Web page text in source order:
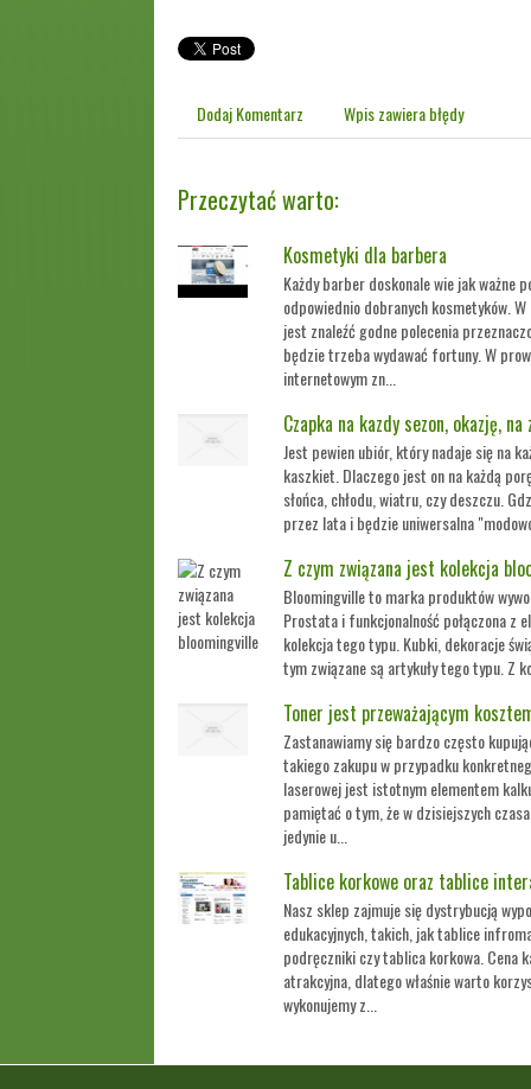
Dodaj Komentarz Wpis zawiera błędy
Przeczytać warto:
Kosmetyki dla barbera
Każdy barber doskonale wie jak ważne
odpowiednio dobranych kosmetyków.
jest znaleźć godne polecenia
będzie trzeba wydawać fortuny. W
internetowym zn...
Czapka na kazdy sezon, okazję, na
Jest pewien ubiór, który nadaje się na
kaszkiet. Dlaczego jest on na każdą
słońca, chłodu, wiatru, czy deszczu.
przez lata i będzie uniwersalna
Z czym związana jest kolekcja
Bloomingville to marka produktów
Prostata i funkcjonalność połączona z
kolekcja tego typu. Kubki, dekoracje
tym związane są artykuły tego typu. Z
Toner jest przeważającym
Zastanawiamy się bardzo często
takiego zakupu w przypadku
laserowej jest istotnym elementem
pamiętać o tym, że w dzisiejszych
jedynie u...
Tablice korkowe oraz tablice
Nasz sklep zajmuje się dystrybucją
edukacyjnych, takich, jak tablice
podręczniki czy tablica korkowa. Cena
atrakcyjna, dlatego właśnie warto
wykonujemy z...